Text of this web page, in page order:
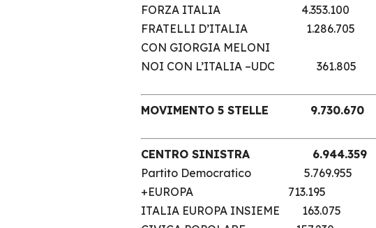
FORZA ITALIA 4.353.100
FRATELLI D’ITALIA
CON GIORGIA MELONI
NOI CON L’ITALIA –UDC
MOVIMENTO 5 STELLE
CENTRO SINISTRA
Partito Democratico
+EUROPA 713.195
ITALIA EUROPA INSIEME